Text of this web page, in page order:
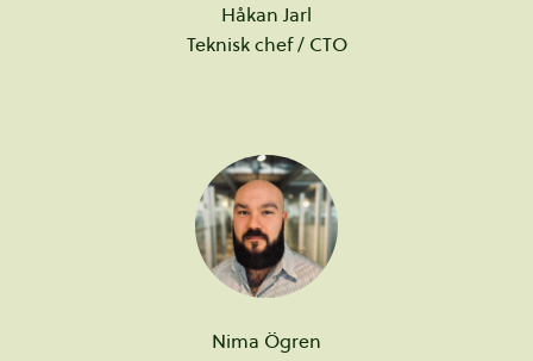
Håkan Jarl
Teknisk chef / CTO
Nima Ögren